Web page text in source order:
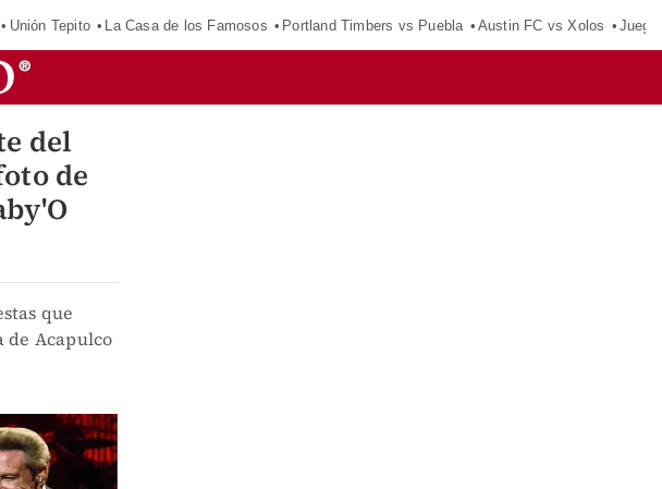
Unión Tepito La Casa de los Famosos Portland Timbers vs Puebla Austin FC vs Xolos
del
de
que
de Acapulco